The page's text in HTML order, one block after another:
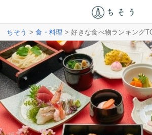
ちそう >食・料理 > 好きな食べ物ランキング